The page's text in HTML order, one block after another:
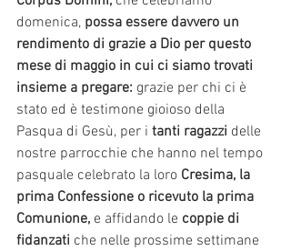
domenica, possa essere davvero un
rendimento di grazie a Dio per questo
mese di maggio in cui ci siamo trovati
insieme a pregare: grazie per chi ci è
stato ed è testimone gioioso della
Pasqua di Gesù, per i tanti ragazzi delle
nostre parrocchie che hanno nel tempo
pasquale celebrato la loro Cresima, la
prima Confessione o ricevuto la prima
Comunione, e affidando le coppie di
fidanzati che nelle prossime settimane